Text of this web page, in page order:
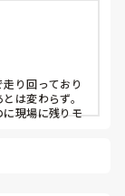
り回っており
は変わらず。
現場に残りモ